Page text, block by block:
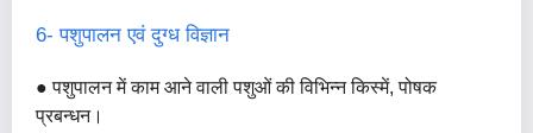
6- पशुपालन एवं दुग्ध विज्ञान
● पशुपालन में काम आने वाली पशुओं की विभिन्न किस्में, पोषक
प्रबन्धन।